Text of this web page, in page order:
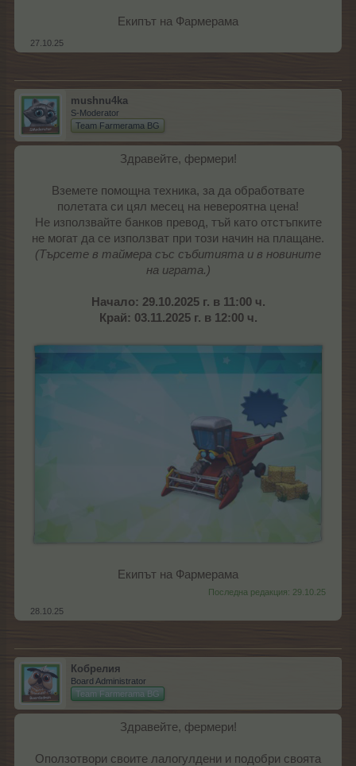
Екипът на Фармерама​
27.10.25
mushnu4ka
S-Moderator
Team Farmerama BG
Здравейте, фермери!
Вземете помощна техника, за да обработвате
полетата си цял месец на невероятна цена!
Не използвайте банков превод, тъй като отстъпките
не могат да се използват при този начин на плащане.
(Търсете в таймера със събитията и в новините
на играта.)
Начало: 29.10.2025 г. в 11:00 ч.
Край: 03.11.2025 г. в 12:00 ч.
Екипът на Фармерама​
Последна редакция: 29.10.25
28.10.25
Кобрелия
Board Administrator
Team Farmerama BG
Здравейте, фермери!
Оползотвори своите лалогулдени и подобри своята